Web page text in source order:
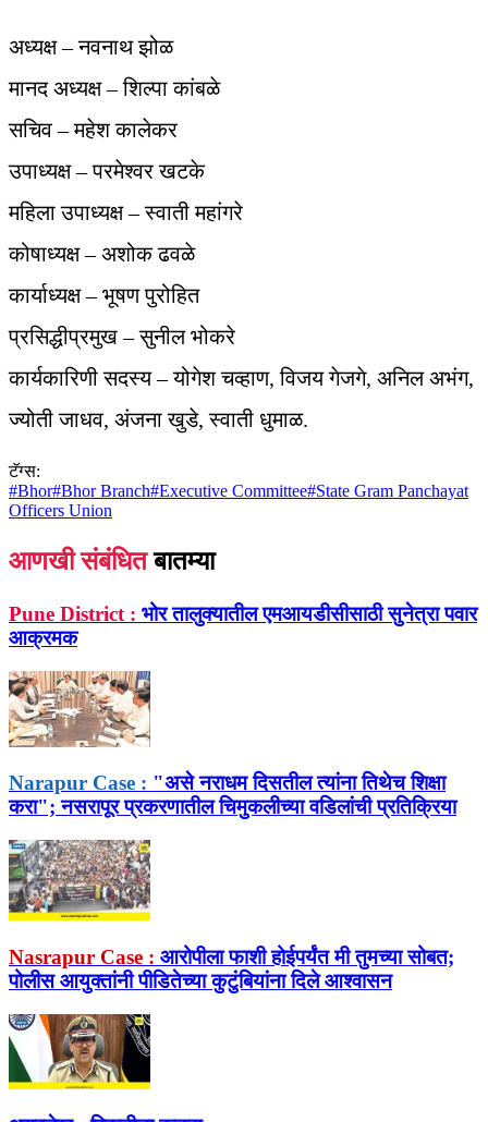
अध्यक्ष – नवनाथ झोळ
मानद अध्यक्ष – शिल्पा कांबळे
सचिव – महेश कालेकर
उपाध्यक्ष – परमेश्वर खटके
महिला उपाध्यक्ष – स्वाती महांगरे
कोषाध्यक्ष – अशोक ढवळे
कार्याध्यक्ष – भूषण पुरोहित
प्रसिद्धीप्रमुख – सुनील भोकरे
कार्यकारिणी सदस्य – योगेश चव्हाण, विजय गेजगे, अनिल अभंग,
ज्योती जाधव, अंजना खुडे, स्वाती धुमाळ.
टॅग्स:
#Bhor#Bhor Branch#Executive Committee#State Gram Panchayat
Officers Union
आणखी संबंधित बातम्या
Pune District : भोर तालुक्यातील एमआयडीसीसाठी सुनेत्रा पवार
आक्रमक
Narapur Case : "असे नराधम दिसतील त्यांना तिथेच शिक्षा
करा"; नसरापूर प्रकरणातील चिमुकलीच्या वडिलांची प्रतिक्रिया
Nasrapur Case : आरोपीला फाशी होईपर्यंत मी तुमच्या सोबत;
पोलीस आयुक्तांनी पीडितेच्या कुटुंबियांना दिले आश्वासन